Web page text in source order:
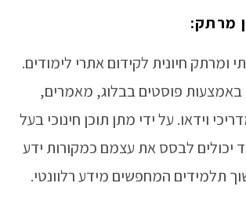
ומרתק חיונית לקידום אתרי לימודים.
באמצעות פוסטים בבלוג, מאמרים,
וידאו. על ידי מתן תוכן חינוכי בעל
יכולים לבסס את עצמם כמקורות ידע
תלמידים המחפשים מידע רלוונטי.